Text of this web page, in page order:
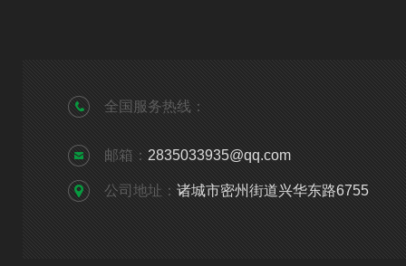
全国服务热线：
邮箱： 2835033935@qq.com
公司地址： 诸城市密州街道兴华东路6755